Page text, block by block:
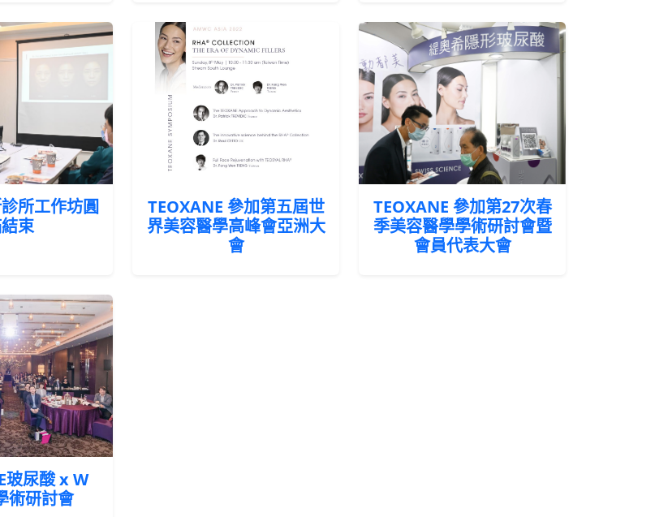
所工作坊圓
束
TEOXANE 參加第五屆世
界美容醫學高峰會亞洲大
會
TEOXANE 參加第27次春
季美容醫學學術研討會暨
會員代表大會
玻尿酸 x W
術研討會